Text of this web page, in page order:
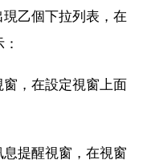
乙個下拉列表，在
，在設定視窗上面
提醒視窗，在視窗